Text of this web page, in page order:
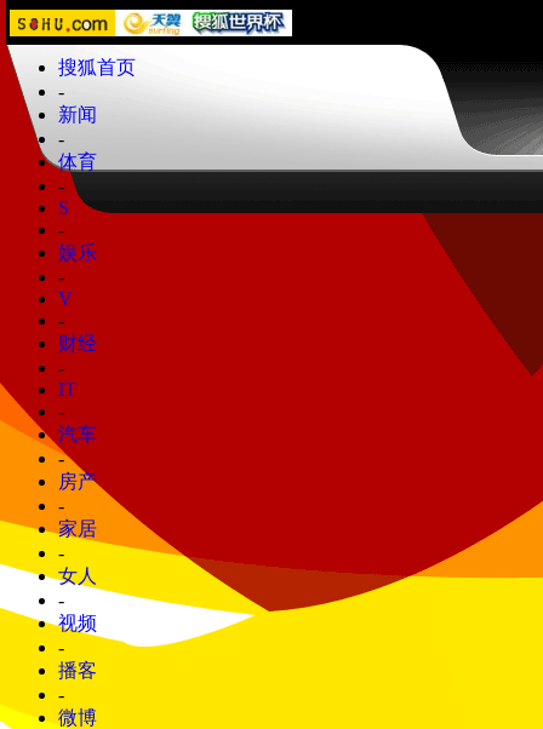
搜狐首页
-
新闻
-
体育
-
S
-
娱乐
-
V
-
财经
-
IT
-
汽车
-
房产
-
家居
-
女人
-
视频
-
播客
-
微博